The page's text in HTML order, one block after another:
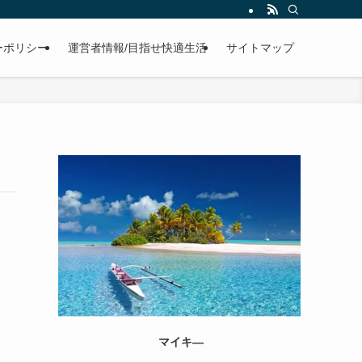
ポリシー 運営者情報/目指せ快適生活 サイトマップ
マイキ―